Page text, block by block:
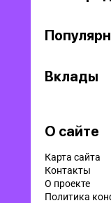
Вклады
О сайте
Карта сайта
Контакты
О проекте
Политика